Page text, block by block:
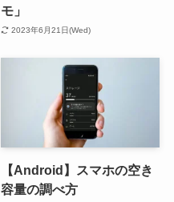
モ」
2023年6月21日(Wed)
【Android】スマホの空き
容量の調べ方